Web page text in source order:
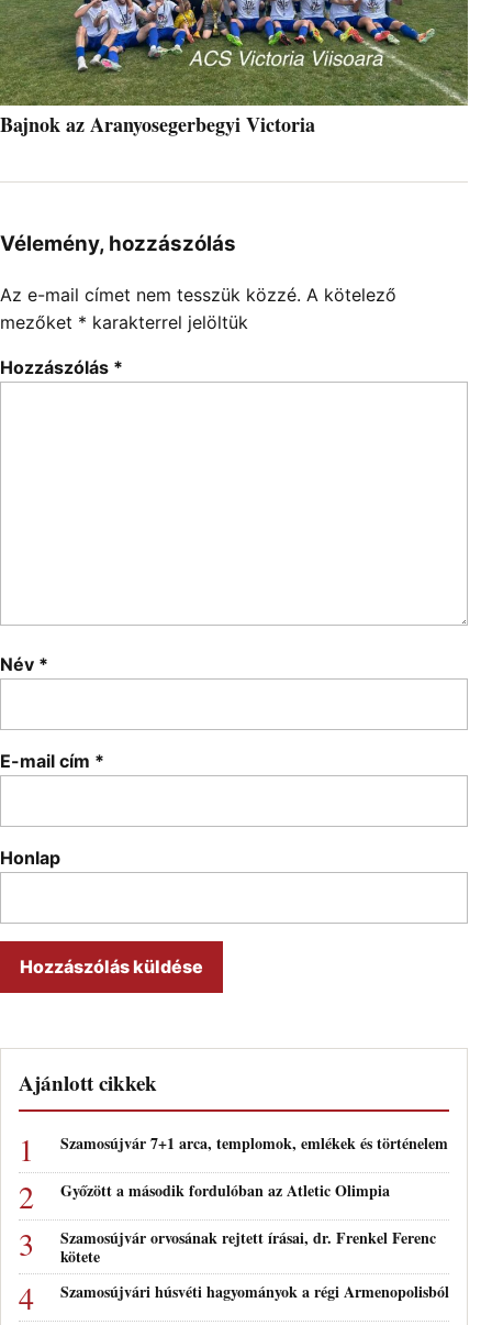
Bajnok az Aranyosegerbegyi Victoria
Vélemény, hozzászólás
Az e-mail címet nem tesszük közzé. A kötelező
mezőket * karakterrel jelöltük
Hozzászólás *
Név *
E-mail cím *
Honlap
Ajánlott cikkek
Szamosújvár 7+1 arca, templomok, emlékek és történelem
Győzött a második fordulóban az Atletic Olimpia
Szamosújvár orvosának rejtett írásai, dr. Frenkel Ferenc
kötete
Szamosújvári húsvéti hagyományok a régi Armenopolisból